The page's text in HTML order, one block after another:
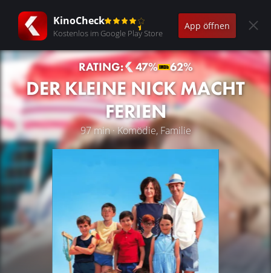
KinoCheck
Kostenlos im Google Play Store
App öffnen
RATING: 47% 62%
DER KLEINE NICK MACHT
FERIEN
97 min · Komödie, Familie